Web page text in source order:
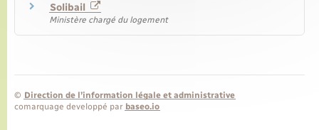
Solibail
Ministère chargé du logement
© Direction de l’information légale et administrative
comarquage developpé par baseo.io